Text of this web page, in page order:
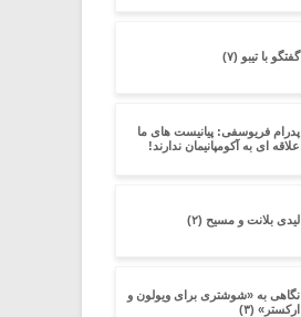
گفتگو با تیبو (۷)
پدرام فریوسفی: پیانیست های ما
علاقه ای به آکومپانیمان ندارند!
لیدی بلانت و مسیح (۲)
نگاهی به «شوشتری برای ویولون و
ارکستر» (۳)